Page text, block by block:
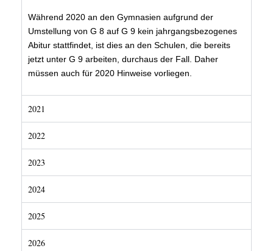
Während 2020 an den Gymnasien aufgrund der
Umstellung von G 8 auf G 9 kein jahrgangsbezogenes
Abitur stattfindet, ist dies an den Schulen, die bereits
jetzt unter G 9 arbeiten, durchaus der Fall. Daher
müssen auch für 2020 Hinweise vorliegen.
2021
2022
2023
2024
2025
2026